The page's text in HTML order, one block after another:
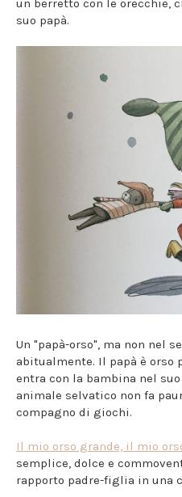
un berretto con le orecchie,
suo papà.
Un "papà-orso", ma non nel
abitualmente. Il papà è orso
entra con la bambina nel
animale selvatico non fa
compagno di giochi.
Il mio orso grande, il mio
semplice, dolce e
rapporto padre-figlia in una